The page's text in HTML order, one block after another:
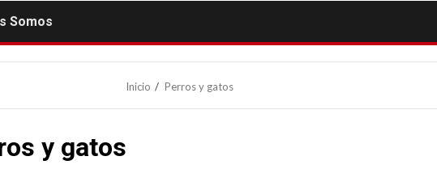
Somos
Inicio Perros y gatos
y gatos